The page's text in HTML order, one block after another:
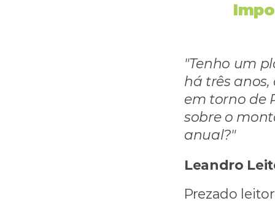
"Tenho um
há três anos,
em torno de
sobre o
anual?"
Leandro
Prezado